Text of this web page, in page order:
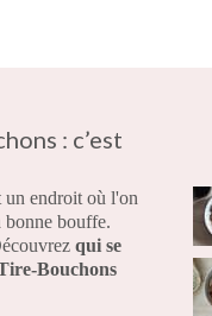
: c’est
un endroit où l'on
bonne bouffe.
qui se
Bouchons